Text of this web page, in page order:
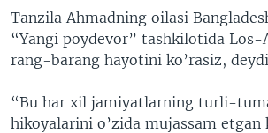
Tanzila Ahmadning oilasi
“Yangi poydevor” tashkilotida Los-
rang-barang hayotini ko’rasiz,
“Bu har xil jamiyatlarning turli-
hikoyalarini o’zida mujassam etgan